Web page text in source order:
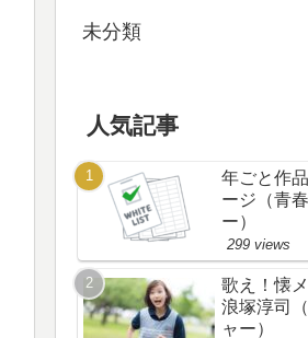
未分類
人気記事
年ごと作
ージ（青
ー）
299 views
歌え！懐
浪塚淳司
ャー）